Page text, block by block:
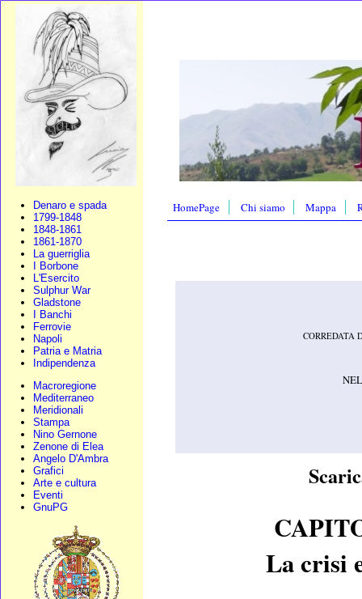
Denaro e spada
1799-1848
1848-1861
1861-1870
La guerriglia
I Borbone
L'Esercito
Sulphur War
Gladstone
I Banchi
Ferrovie
Napoli
Patria e Matria
Indipendenza
Macroregione
Mediterraneo
Meridionali
Stampa
Nino Gernone
Zenone di Elea
Angelo D'Ambra
Grafici
Arte e cultura
Eventi
GnuPG
HomePage Chi siamo Mappa
La crisi